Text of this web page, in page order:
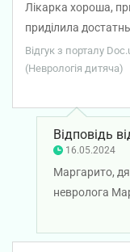
Лікарка хороша,
приділила
заспокоїла в
поради. Ми дуже
Відгук з порталу
(Неврологія дитяча)
Відповідь
16.05.2024
Маргарито,
невролога
візитом до